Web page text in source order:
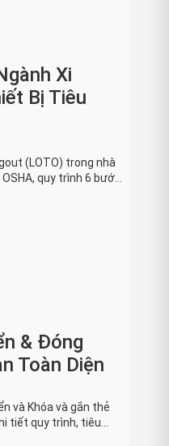
Xi
Bị Tiêu
(LOTO) trong nhà
quy trình 6 bước
& Đóng
Toàn Diện
và Khóa và gắn thẻ
tiết quy trình, tiêu
trong công nghiệp